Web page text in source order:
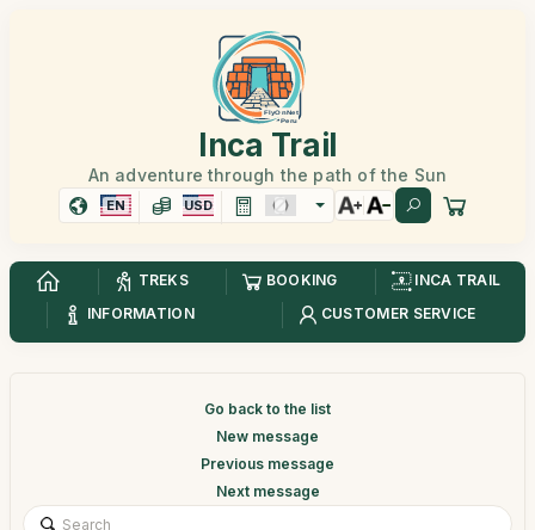
Inca Trail
An adventure through the path of the Sun
EN USD
TREKS BOOKING
INCA TRAIL
INFORMATION
CUSTOMER SERVICE
Go back to the list
New message
Previous message
Next message